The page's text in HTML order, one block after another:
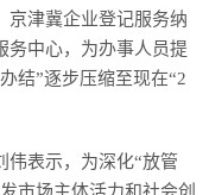
京津冀企业登记服务纳
务中心，为办事人员提
结”逐步压缩至现在“2
伟表示，为深化“放管